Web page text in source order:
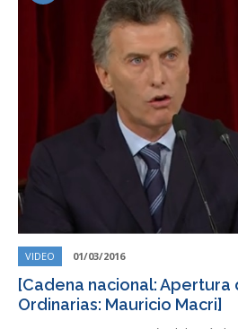
VIDEO 01/03/2016
[Cadena nacional: Apertura
Ordinarias: Mauricio Macri]